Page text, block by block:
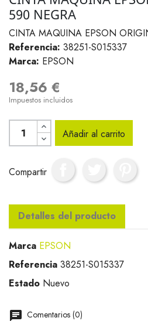
590 NEGRA
CINTA MAQUINA EPSON
Referencia: 38251-S015337
Marca: EPSON
18,56 €
Impuestos incluidos
Añadir al carrito
Compartir
Detalles del producto
Marca EPSON
Referencia 38251-S015337
Estado Nuevo
Comentarios (0)